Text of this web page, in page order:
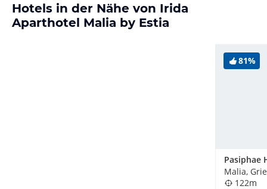
Hotels in der Nähe von Irida
Aparthotel Malia by Estia
81%
Pasiphae
Malia,
122m